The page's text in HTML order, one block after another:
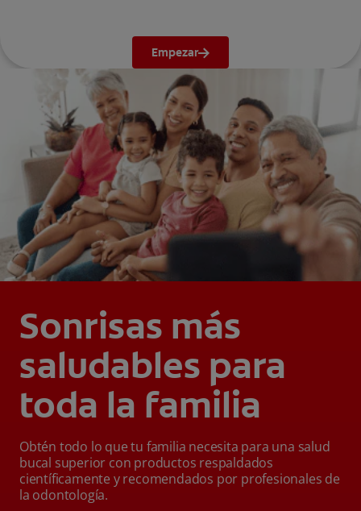
Empezar
Sonrisas más
saludables para
toda la familia
Obtén todo lo que tu familia necesita para una salud
bucal superior con productos respaldados
científicamente y recomendados por profesionales de
la odontología.